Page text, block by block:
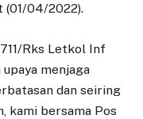
(01/04/2022).
Rks Letkol Inf
menjaga
dan seiring
kami bersama Pos